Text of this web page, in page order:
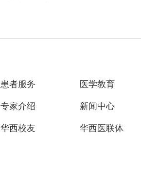
患者服务 医学教育
专家介绍 新闻中心
华西校友 华西医联体